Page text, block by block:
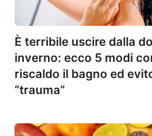
È terribile uscire dalla
inverno: ecco 5 modi
riscaldo il bagno ed
“trauma”